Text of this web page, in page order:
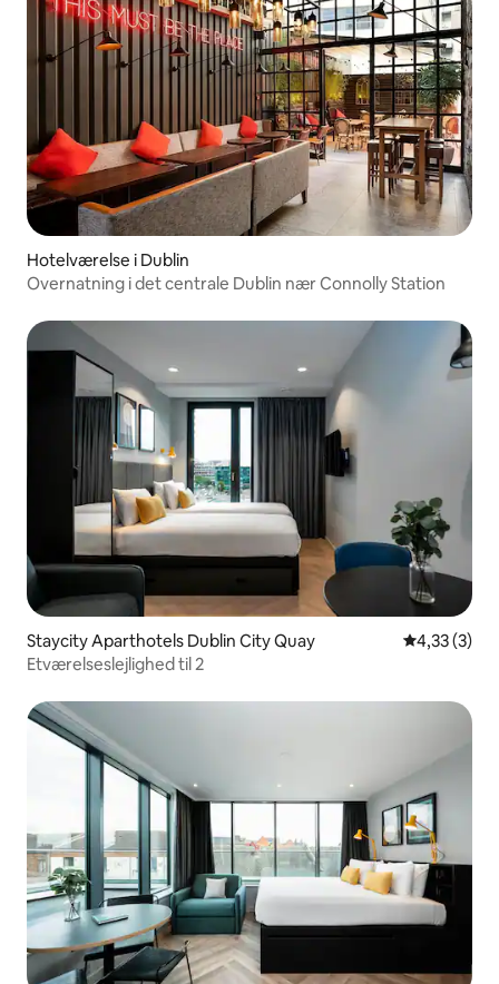
Hotelværelse i Dublin
Overnatning i det centrale Dublin nær Connolly Station
Staycity Aparthotels Dublin City Quay 4,33 ud af
4,33 (3)
Etværelseslejlighed til 2